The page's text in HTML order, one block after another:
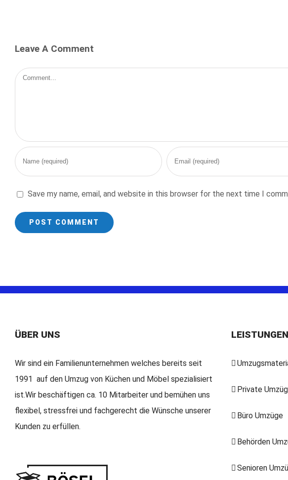
Leave A Comment
Comment
Save my name, email, and website in this browser for the next time I
ÜBER UNS
Wir sind ein Familienunternehmen welches bereits seit
1991 auf den Umzug von Küchen und Möbel spezialisiert
ist.Wir beschäftigen ca. 10 Mitarbeiter und bemühen uns
flexibel, stressfrei und fachgerecht die Wünsche unserer
Kunden zu erfüllen.
LEISTUNGEN
Private
Büro Umzüge
Behörden
Senioren